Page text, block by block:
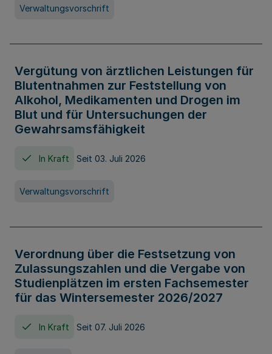
Verwaltungsvorschrift
Vergütung von ärztlichen Leistungen für
Blutentnahmen zur Feststellung von
Alkohol, Medikamenten und Drogen im
Blut und für Untersuchungen der
Gewahrsamsfähigkeit
In Kraft Seit 03. Juli 2026
Verwaltungsvorschrift
Verordnung über die Festsetzung von
Zulassungszahlen und die Vergabe von
Studienplätzen im ersten Fachsemester
für das Wintersemester 2026/2027
In Kraft Seit 07. Juli 2026